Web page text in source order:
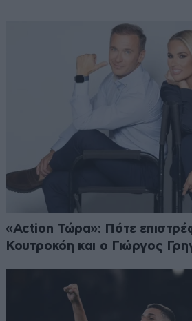
«Action Τώρα»: Πότε
Κουτροκόη και ο Γιώργος